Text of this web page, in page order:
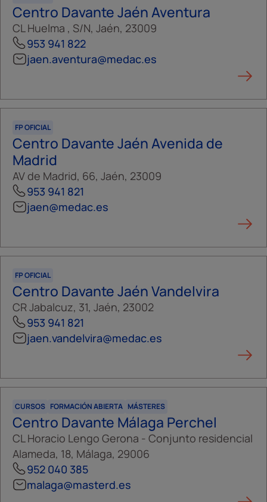
Centro Davante Jaén Aventura
CL Huelma , S/N, Jaén, 23009
953 941 822
jaen.aventura@medac.es
FP OFICIAL
Centro Davante Jaén Avenida de
Madrid
AV de Madrid, 66, Jaén, 23009
953 941 821
jaen@medac.es
FP OFICIAL
Centro Davante Jaén Vandelvira
CR Jabalcuz, 31, Jaén, 23002
953 941 821
jaen.vandelvira@medac.es
CURSOS FORMACIÓN ABIERTA MÁSTERES
Centro Davante Málaga Perchel
CL Horacio Lengo Gerona - Conjunto residencial
Alameda, 18, Málaga, 29006
952 040 385
malaga@masterd.es